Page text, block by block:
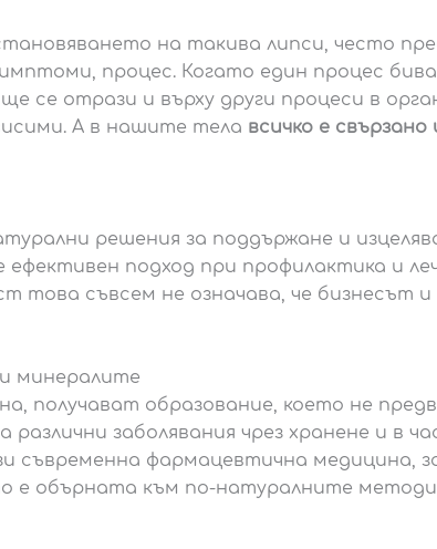
на такива липси, често
процес. Когато един процес
се отрази и върху други процеси в
А в нашите тела всичко е свързано
решения за поддържане и
подход при профилактика и
това съвсем не означава, че бизнесът и
минералите
получават образование, което не
заболявания чрез хранене и в
съвременна фармацевтична медицина,
е обърната към по-натуралните